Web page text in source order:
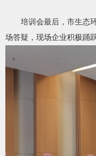
培训会最后，市生态环
场答疑，现场企业积极踊